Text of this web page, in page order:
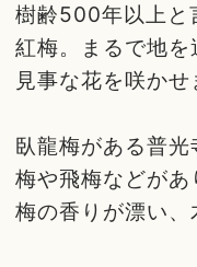
樹齢500年以上と
紅梅。まるで地
見事な花を咲かせ
臥龍梅がある普
梅や飛梅などが
梅の香りが漂い、